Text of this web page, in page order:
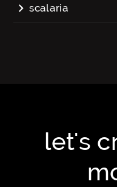
navigate_nextscalaria
let's